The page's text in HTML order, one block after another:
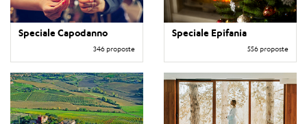
Speciale Capodanno
346 proposte
Speciale Epifania
556 proposte